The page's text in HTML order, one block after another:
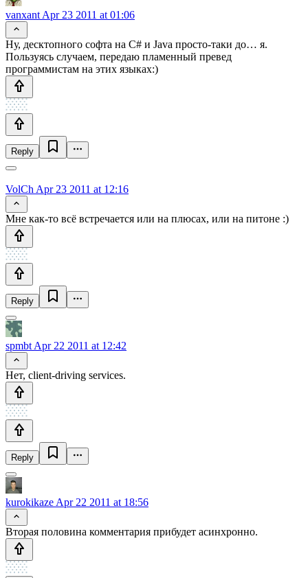
vanxant Apr 23 2011 at 01:06
Ну, десктопного софта на С# и Java просто-таки до… я.
Пользуясь случаем, передаю пламенный превед
программистам на этих языках:)
Reply
VolCh Apr 23 2011 at 12:16
Мне как-то всё встречается или на плюсах, или на питоне :)
Reply
spmbt Apr 22 2011 at 12:42
Нет, client-driving services.
Reply
kurokikaze Apr 22 2011 at 18:56
Вторая половина комментария прибудет асинхронно.